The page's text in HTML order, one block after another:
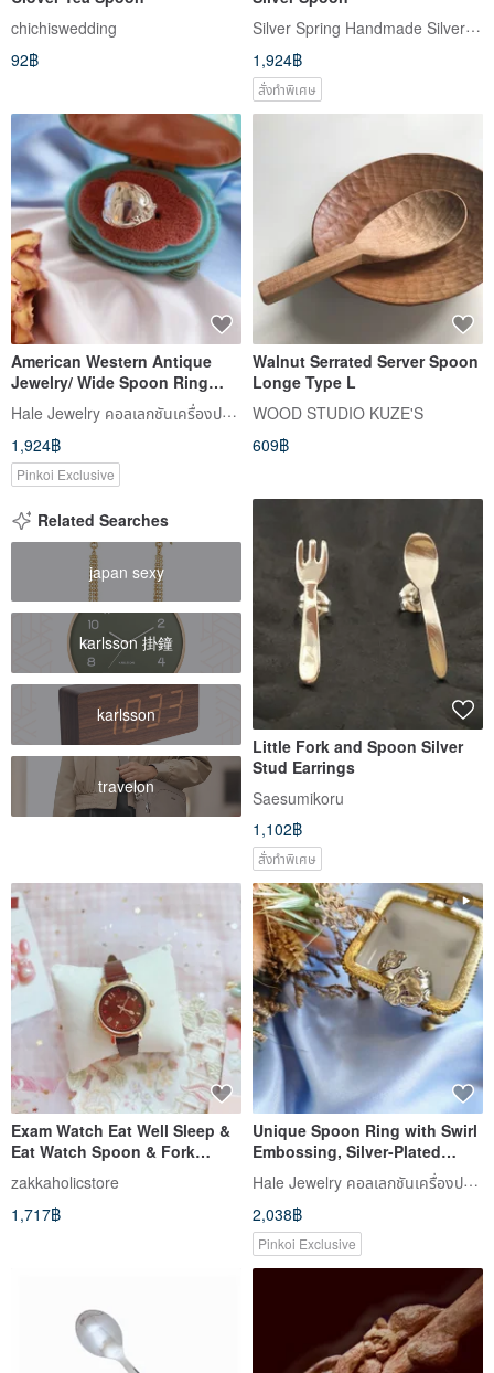
chichiswedding
92฿
Silver Spring Handmade Silver Works
1,924฿
สั่งทำพิเศษ
American Western Antique
Jewelry/ Wide Spoon Ring
Floral Vines Embossed Silver
Vintage Ring/Early Jewelry
Hale Jewelry คอลเลกชันเครื่องประดับโบราณตะวันตก
1,924฿
Pinkoi Exclusive
Walnut Serrated Server Spoon
Longe Type L
WOOD STUDIO KUZE'S
609฿
Related Searches
japan sexy
karlsson 掛鐘
karlsson
travelon
Little Fork and Spoon Silver
Stud Earrings
Saesumikoru
1,102฿
สั่งทำพิเศษ
Exam Watch Eat Well Sleep &
Eat Watch Spoon & Fork
Watch Women's Watch
zakkaholicstore
1,717฿
Unique Spoon Ring with Swirl
Embossing, Silver-Plated
Vintage Ring / Early Jewelry /
Western Antique Vintage
Hale Jewelry คอลเลกชันเครื่องประดับโบราณตะวันตก
2,038฿
Pinkoi Exclusive